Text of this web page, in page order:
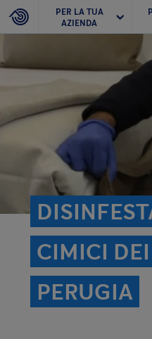
PER LA TUA
AZIENDA
CIMICI
PERUGIA